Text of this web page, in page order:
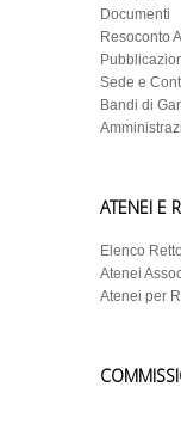
Documenti
Resoconto
Sede e
Bandi di
ATENEI E
Elenco
Atenei
Atenei per